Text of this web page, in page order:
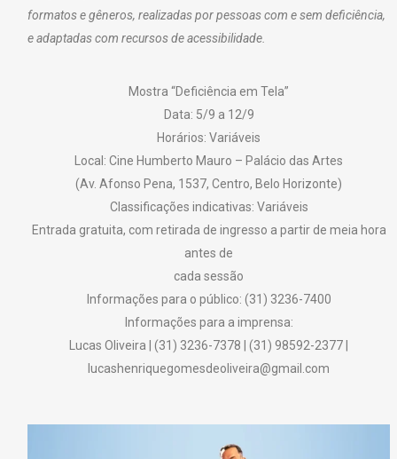
formatos e gêneros, realizadas por pessoas com e sem deficiência,
e adaptadas com recursos de acessibilidade.
Mostra “Deficiência em Tela”
Data: 5/9 a 12/9
Horários: Variáveis
Local: Cine Humberto Mauro – Palácio das Artes
(Av. Afonso Pena, 1537, Centro, Belo Horizonte)
Classificações indicativas: Variáveis
Entrada gratuita, com retirada de ingresso a partir de meia hora
antes de
cada sessão
Informações para o público: (31) 3236-7400
Informações para a imprensa:
Lucas Oliveira | (31) 3236-7378 | (31) 98592-2377 |
lucashenriquegomesdeoliveira@gmail.com